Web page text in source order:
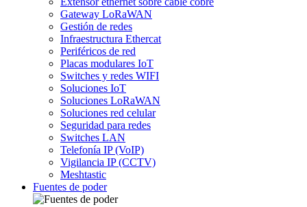
Gateway LoRaWAN
Gestión de redes
Infraestructura Ethercat
Periféricos de red
Placas modulares IoT
Switches y redes WIFI
Soluciones IoT
Soluciones LoRaWAN
Soluciones red celular
Seguridad para redes
Switches LAN
Telefonía IP (VoIP)
Vigilancia IP (CCTV)
Meshtastic
Fuentes de poder